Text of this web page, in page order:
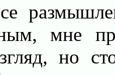
мне
но